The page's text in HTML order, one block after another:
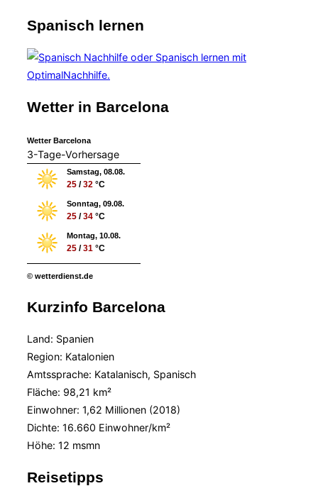
Spanisch lernen
Wetter in Barcelona
Wetter Barcelona
3-Tage-Vorhersage
Samstag, 08.08.
25 /32 °C
Sonntag, 09.08.
25 /34 °C
Montag, 10.08.
25 /31 °C
© wetterdienst.de
Kurzinfo Barcelona
Land: Spanien
Region: Katalonien
Amtssprache: Katalanisch, Spanisch
Fläche: 98,21 km²
Einwohner: 1,62 Millionen (2018)
Dichte: 16.660 Einwohner/km²
Höhe: 12 msmn
Reisetipps